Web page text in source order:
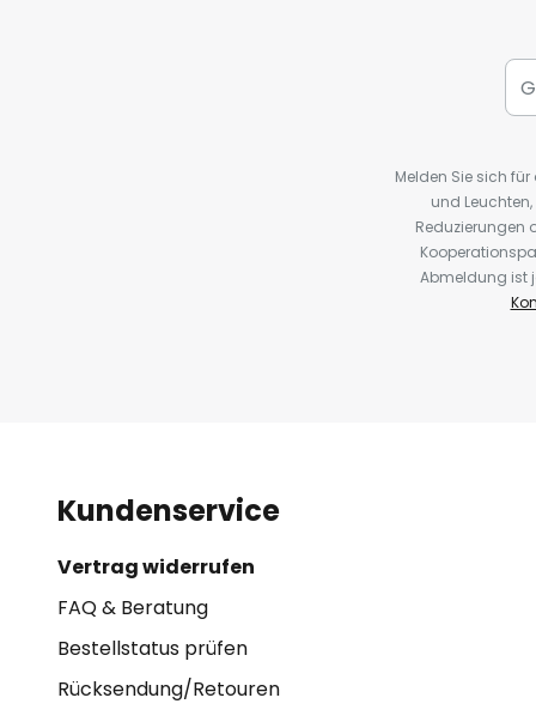
Melden Sie sich
und
Reduzierungen
Abmeldung ist
Kundenservice
Vertrag widerrufen
FAQ & Beratung
Bestellstatus prüfen
Rücksendung/Retouren